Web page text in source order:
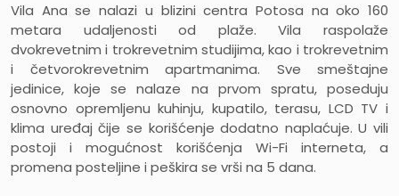
Vila Ana se nalazi u blizini centra Potosa na oko 160
metara udaljenosti od plaže. Vila raspolaže
dvokrevetnim i trokrevetnim studijima, kao i trokrevetnim
i četvorokrevetnim apartmanima. Sve smeštajne
jedinice, koje se nalaze na prvom spratu, poseduju
osnovno opremljenu kuhinju, kupatilo, terasu, LCD TV i
klima uređaj čije se korišćenje dodatno naplaćuje. U vili
postoji i mogućnost korišćenja Wi-Fi interneta, a
promena posteljine i peškira se vrši na 5 dana.